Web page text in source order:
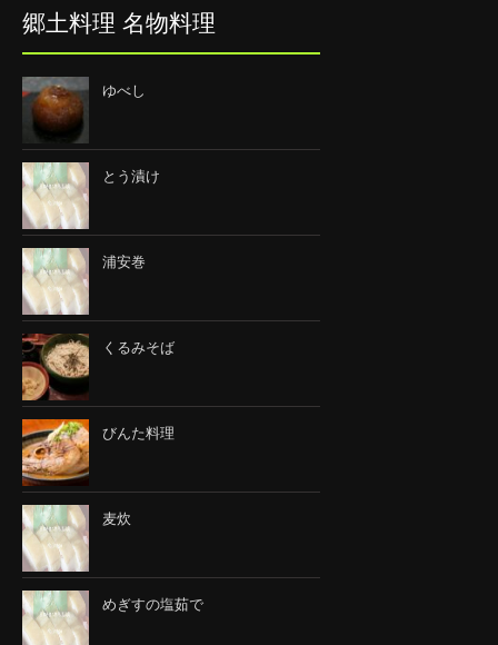
郷土料理 名物料理
ゆべし
とう漬け
浦安巻
くるみそば
びんた料理
麦炊
めぎすの塩茹で